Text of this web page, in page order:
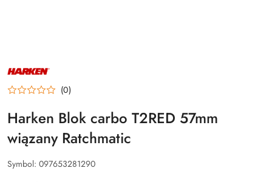
NAZWA
PRODUCENTA:
HARKEN (0)
Harken Blok carbo T2RED 57mm
wiązany Ratchmatic
Symbol: 097653281290